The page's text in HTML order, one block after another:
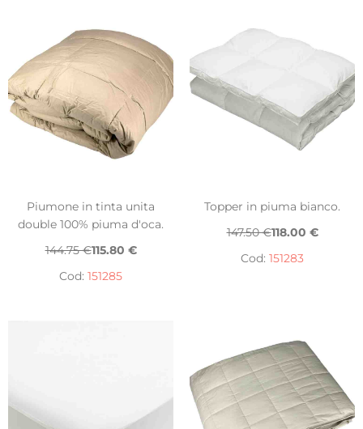
Piumone in tinta unita
double 100% piuma d'oca.
144.75 €115.80 €
Cod: 151285
Topper in piuma bianco.
147.50 €118.00 €
Cod: 151283